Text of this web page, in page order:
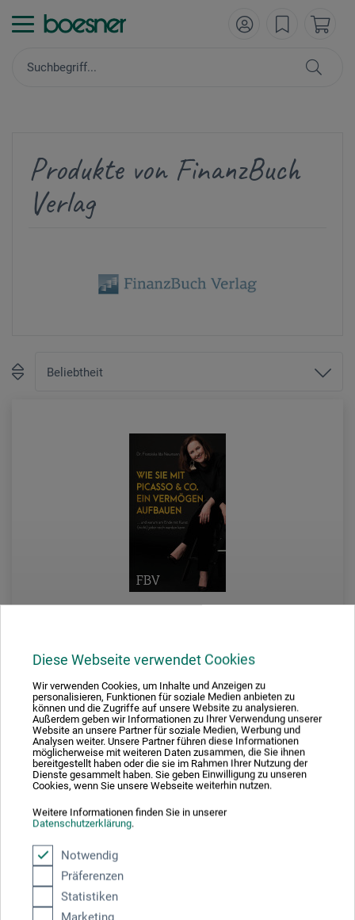
Diese Webseite verwendet Cookies
Wir verwenden Cookies, um Inhalte und Anzeigen zu
personalisieren, Funktionen für soziale Medien anbieten zu
können und die Zugriffe auf unsere Website zu analysieren.
Außerdem geben wir Informationen zu Ihrer Verwendung unserer
Website an unsere Partner für soziale Medien, Werbung und
Analysen weiter. Unsere Partner führen diese Informationen
möglicherweise mit weiteren Daten zusammen, die Sie ihnen
bereitgestellt haben oder die sie im Rahmen Ihrer Nutzung der
Dienste gesammelt haben. Sie geben Einwilligung zu unseren
Cookies, wenn Sie unsere Webseite weiterhin nutzen.
Weitere Informationen finden Sie in unserer
Datenschutzerklärung.
Notwendig
Präferenzen
Statistiken
Marketing
Produkte von FinanzBuch
Verlag
FinanzBuch Verlag
Wie Sie mit Picasso & Co. ein Vermögen aufbauen
18,50 EUR
zzgl. Versandkosten